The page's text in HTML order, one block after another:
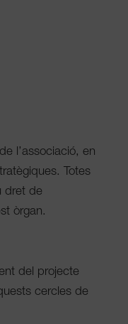
l’associació, en
Totes
dret de
òrgan.
del projecte
cercles de